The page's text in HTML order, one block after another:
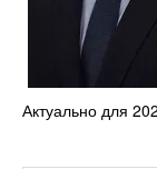
Актуально для